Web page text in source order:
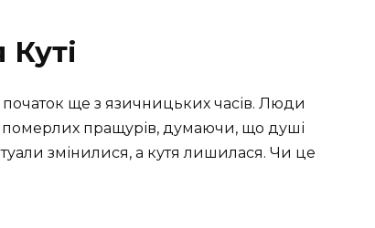
ще з язичницьких часів. Люди
померлих пращурів, думаючи, що душі
змінилися, а кутя лишилася. Чи це